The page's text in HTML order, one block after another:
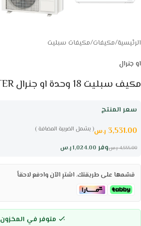
الرئيسية/مكيفات/مكيفات سبليت
او جنرال
مكيف سبليت 18 وحدة او جنرال INVERTER – بارد
سعر المنتج
( يشمل الضريبة المضافة ) 3,531.00 ر.س
وفر 1,024.00ر.س 4,555.00 ر.س
قسّمها على طريقتك. اشترِ الآن وادفع لاحقاً
متوفر في المخزون